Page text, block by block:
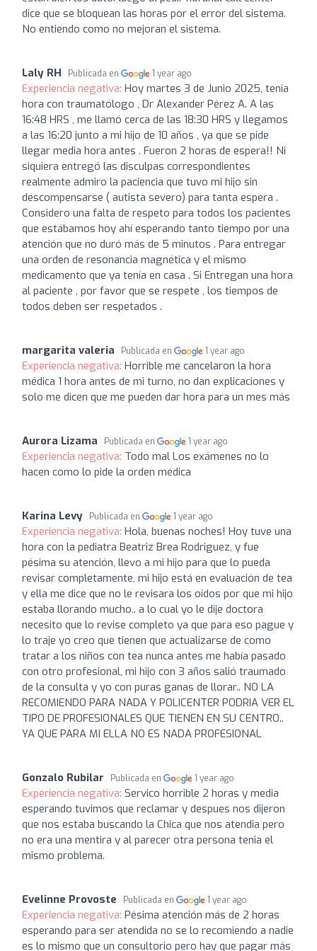
dice que se bloquean las horas por el error del sistema.
No entiendo como no mejoran el sistema.
Laly RH Publicada en 1 year ago
Experiencia negativa: Hoy martes 3 de Junio 2025, tenía
hora con traumatólogo , Dr Alexander Pérez A. A las
16:48 HRS , me llamó cerca de las 18:30 HRS y llegamos
a las 16:20 junto a mi hijo de 10 años , ya que se pide
llegar media hora antes . Fueron 2 horas de espera!! Ni
siquiera entregó las disculpas correspondientes
realmente admiro la paciencia que tuvo mi hijo sin
descompensarse ( autista severo) para tanta espera .
Considero una falta de respeto para todos los pacientes
que estábamos hoy ahí esperando tanto tiempo por una
atención que no duró más de 5 minutos . Para entregar
una orden de resonancia magnética y el mismo
medicamento que ya tenía en casa . Si Entregan una hora
al paciente , por favor que se respete , los tiempos de
todos deben ser respetados .
margarita valeria Publicada en 1 year ago
Experiencia negativa: Horrible me cancelaron la hora
médica 1 hora antes de mi turno, no dan explicaciones y
solo me dicen que me pueden dar hora para un mes más
Aurora Lizama Publicada en 1 year ago
Experiencia negativa: Todo mal Los exámenes no lo
hacen como lo pide la orden médica
Karina Levy Publicada en 1 year ago
Experiencia negativa: Hola, buenas noches! Hoy tuve una
hora con la pediatra Beatriz Brea Rodriguez, y fue
pésima su atención, llevo a mi hijo para que lo pueda
revisar completamente, mi hijo está en evaluación de tea
y ella me dice que no le revisara los oídos por que mi hijo
estaba llorando mucho.. a lo cual yo le dije doctora
necesito que lo revise completo ya que para eso pague y
lo traje yo creo que tienen que actualizarse de como
tratar a los niños con tea nunca antes me había pasado
con otro profesional, mi hijo con 3 años salió traumado
de la consulta y yo con puras ganas de llorar.. NO LA
RECOMIENDO PARA NADA Y POLICENTER PODRIA VER EL
TIPO DE PROFESIONALES QUE TIENEN EN SU CENTRO..
YA QUE PARA MI ELLA NO ES NADA PROFESIONAL
Gonzalo Rubilar Publicada en 1 year ago
Experiencia negativa: Servico horrible 2 horas y media
esperando tuvimos que reclamar y despues nos dijeron
que nos estaba buscando la Chica que nos atendia pero
no era una mentira y al parecer otra persona tenia el
mismo problema.
Evelinne Provoste Publicada en 1 year ago
Experiencia negativa: Pésima atención más de 2 horas
esperando para ser atendida no se lo recomiendo a nadie
es lo mismo que un consultorio pero hay que pagar más